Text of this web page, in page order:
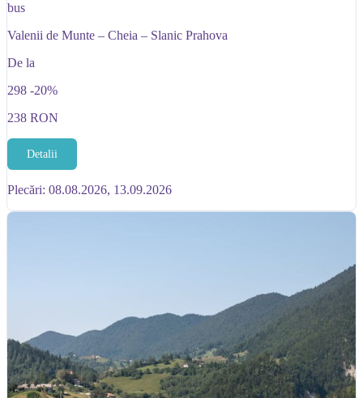
bus
Valenii de Munte – Cheia – Slanic Prahova
De la
298 -20%
238 RON
Detalii
Plecări: 08.08.2026, 13.09.2026